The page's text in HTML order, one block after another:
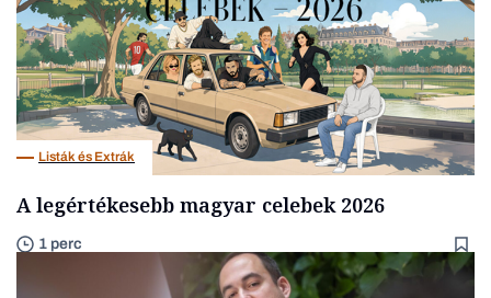
Listák és Extrák
A legértékesebb magyar celebek 2026
1 perc